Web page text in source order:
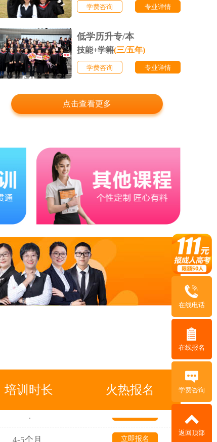
在线电话
在线报名
学费咨询
返回顶部
学费咨询 专业详情
低学历升专/本
技能+学籍(三/五年)
学费咨询 专业详情
点击查看更多
培训时长 火热报名
3年 立即报名
5年
4-5个月 立即报名